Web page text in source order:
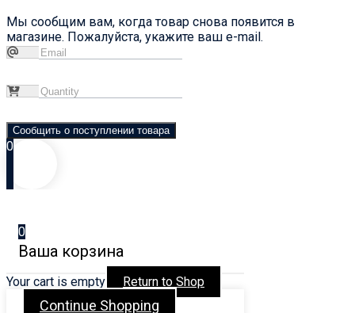
Мы сообщим вам, когда товар снова появится в
магазине. Пожалуйста, укажите ваш e-mail.
Сообщить о поступлении товара
0
0
Ваша корзина
Your cart is empty Return to Shop
Continue Shopping